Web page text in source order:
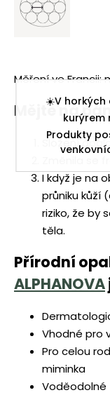
☀️V horkých
kurýrem
Produkty
Měření ve Francii:
Mějte na
Složení
I když je na
průniku kůží
riziko, že by
těla.
Přírodní
ALPHANOVA
Vhodné pro
Pro celou
miminka
Voděodolné